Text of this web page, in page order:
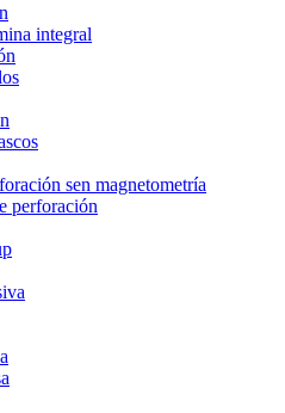
integral
sen magnetometría
perforación